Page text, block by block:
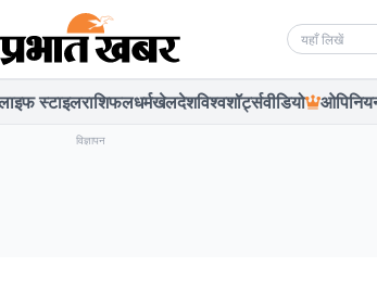
Search news
स्टाइलराशिफलधर्मखेलदेशविश्वशॉर्ट्सवीडियो
विज्ञापन